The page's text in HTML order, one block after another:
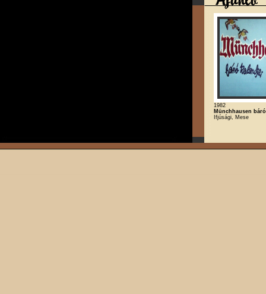
1982
Münchhausen
Ifjúsági, Mese